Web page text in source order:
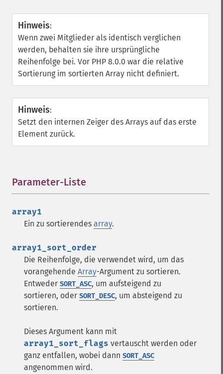
Hinweis:
Wenn zwei Mitglieder als identisch verglichen
werden, behalten sie ihre ursprüngliche
Reihenfolge bei. Vor PHP 8.0.0 war die relative
Sortierung im sortierten Array nicht definiert.
Hinweis:
Setzt den internen Zeiger des Arrays auf das erste
Element zurück.
Parameter-Liste
array1
Ein zu sortierendes array.
array1_sort_order
Die Reihenfolge, die verwendet wird, um das
vorangehende Array-Argument zu sortieren.
Entweder SORT_ASC, um aufsteigend zu
sortieren, oder SORT_DESC, um absteigend zu
sortieren.
Dieses Argument kann mit
array1_sort_flags vertauscht werden oder
ganz entfallen, wobei dann SORT_ASC
angenommen wird.